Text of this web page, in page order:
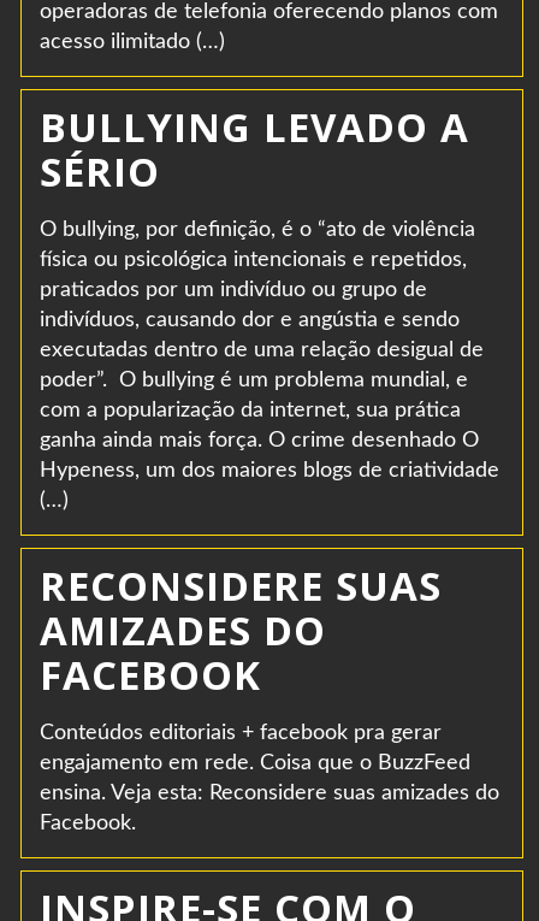
operadoras de telefonia oferecendo planos com
acesso ilimitado (…)
BULLYING LEVADO A
SÉRIO
O bullying, por definição, é o “ato de violência
física ou psicológica intencionais e repetidos,
praticados por um indivíduo ou grupo de
indivíduos, causando dor e angústia e sendo
executadas dentro de uma relação desigual de
poder”. O bullying é um problema mundial, e
com a popularização da internet, sua prática
ganha ainda mais força. O crime desenhado O
Hypeness, um dos maiores blogs de criatividade
(…)
RECONSIDERE SUAS
AMIZADES DO
FACEBOOK
Conteúdos editoriais + facebook pra gerar
engajamento em rede. Coisa que o BuzzFeed
ensina. Veja esta: Reconsidere suas amizades do
Facebook.
INSPIRE-SE COM O